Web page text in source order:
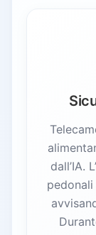
dall’IA.